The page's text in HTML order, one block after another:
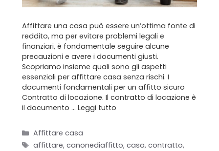
Affittare una casa può essere un’ottima fonte di
reddito, ma per evitare problemi legali e
finanziari, è fondamentale seguire alcune
precauzioni e avere i documenti giusti.
Scopriamo insieme quali sono gli aspetti
essenziali per affittare casa senza rischi. I
documenti fondamentali per un affitto sicuro
Contratto di locazione. Il contratto di locazione è
il documento … Leggi tutto
Categorie
Affittare casa
Tag
affittare,canonediaffitto,casa,contratto,